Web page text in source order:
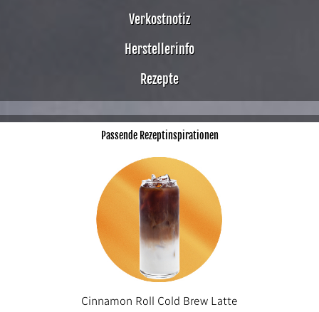
Verkostnotiz
Herstellerinfo
Rezepte
Passende Rezeptinspirationen
Cinnamon Roll Cold Brew Latte